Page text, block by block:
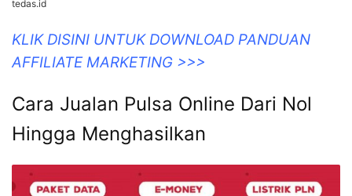
tedas.id
KLIK DISINI UNTUK DOWNLOAD PANDUAN
AFFILIATE MARKETING >>>
Cara Jualan Pulsa Online Dari Nol
Hingga Menghasilkan